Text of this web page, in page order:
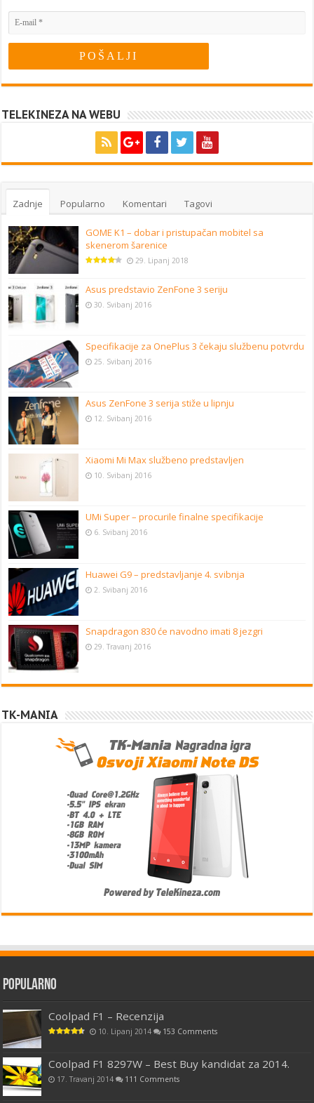
TELEKINEZA NA WEBU
Zadnje Popularno Komentari Tagovi
GOME K1 – dobar i pristupačan mobitel sa
skenerom šarenice
29. Lipanj 2018
Asus predstavio ZenFone 3 seriju
30. Svibanj 2016
Specifikacije za OnePlus 3 čekaju službenu potvrdu
25. Svibanj 2016
Asus ZenFone 3 serija stiže u lipnju
12. Svibanj 2016
Xiaomi Mi Max službeno predstavljen
10. Svibanj 2016
UMi Super – procurile finalne specifikacije
6. Svibanj 2016
Huawei G9 – predstavljanje 4. svibnja
2. Svibanj 2016
Snapdragon 830 će navodno imati 8 jezgri
29. Travanj 2016
TK-MANIA
Popularno
Coolpad F1 – Recenzija
10. Lipanj 2014 153 Comments
Coolpad F1 8297W – Best Buy kandidat za 2014.
17. Travanj 2014 111 Comments